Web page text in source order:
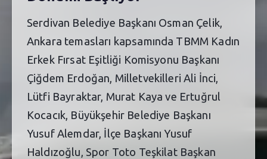
Serdivan Belediye Başkanı Osman Çelik,
Ankara temasları kapsamında TBMM Kadın
Erkek Fırsat Eşitliği Komisyonu Başkanı
Çiğdem Erdoğan, Milletvekilleri Ali İnci,
Lütfi Bayraktar, Murat Kaya ve Ertuğrul
Kocacık, Büyükşehir Belediye Başkanı
Yusuf Alemdar, İlçe Başkanı Yusuf
Haldızoğlu, Spor Toto Teşkilat Başkan